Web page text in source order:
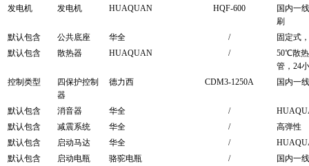
发电机
发电机 HUAQUAN HQF-600
国内一
刷
默认包含
公共底座 华全 /
固定式
默认包含
散热器 HUAQUAN /
50℃散
管，24
控制类型
四保护控制
器
德力西 CDM3-1250A 国内一
默认包含 消音器 华全 /
默认包含
减震系统 华全 /
高弹性
默认包含
启动马达 华全 /
默认包含
启动电瓶 骆驼电瓶 /
国内一